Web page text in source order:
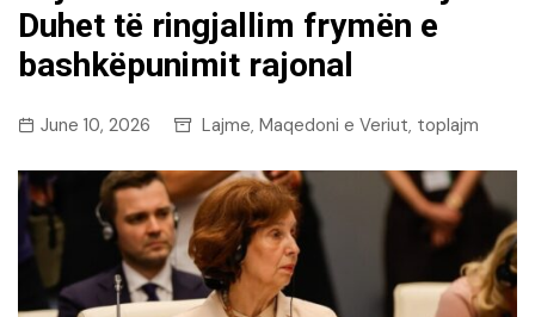
Duhet të ringjallim frymën e
bashkëpunimit rajonal
June 10, 2026 Lajme, Maqedoni e Veriut, toplajm